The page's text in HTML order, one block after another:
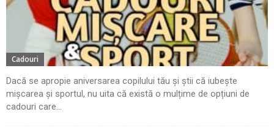
Cadouri
Dacă se apropie aniversarea copilului tău și știi că iubește
mișcarea și sportul, nu uita că există o mulțime de opțiuni de
cadouri care...